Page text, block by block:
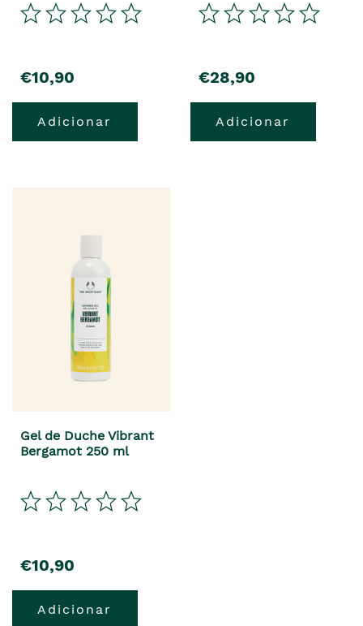
€10,90
Adicionar
€28,90
Adicionar
Gel de Duche Vibrant
Bergamot 250 ml
€10,90
Adicionar